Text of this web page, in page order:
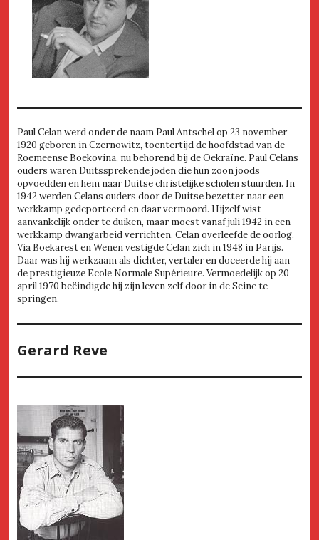
Paul Celan werd onder de naam Paul Antschel op 23 november
1920 geboren in Czernowitz, toentertijd de hoofdstad van de
Roemeense Boekovina, nu behorend bij de Oekraïne. Paul Celans
ouders waren Duitssprekende joden die hun zoon joods
opvoedden en hem naar Duitse christelijke scholen stuurden. In
1942 werden Celans ouders door de Duitse bezetter naar een
werkkamp gedeporteerd en daar vermoord. Hijzelf wist
aanvankelijk onder te duiken, maar moest vanaf juli 1942 in een
werkkamp dwangarbeid verrichten. Celan overleefde de oorlog.
Via Boekarest en Wenen vestigde Celan zich in 1948 in Parijs.
Daar was hij werkzaam als dichter, vertaler en doceerde hij aan
de prestigieuze Ecole Normale Supérieure. Vermoedelijk op 20
april 1970 beëindigde hij zijn leven zelf door in de Seine te
springen.
Gerard Reve